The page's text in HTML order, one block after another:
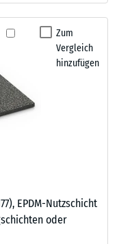
Zum
Vergleich
hinzufügen
EPDM-Nutzschicht
oder